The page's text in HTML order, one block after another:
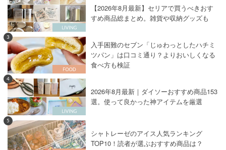
【2026年8月最新】セリアで買うべきおす
すめ商品総まとめ。雑貨や収納グッズも
3
入手困難のセブン「じゅわっとしたハチミ
ツパン」は口コミ通り？よりおいしくなる
食べ方も検証
4
2026年8月最新｜ダイソーおすすめ商品153
選。使って良かった神アイテムを厳選
5
シャトレーゼのアイス人気ランキング
TOP10！読者が選ぶおすすめ商品は？